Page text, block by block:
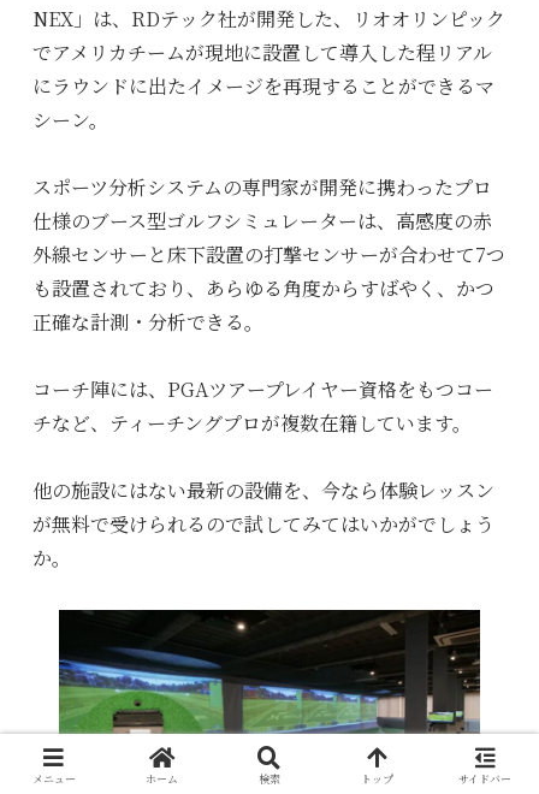
NEX」は、RDテック社が開発した、リオオリンピック
でアメリカチームが現地に設置して導入した程リアル
にラウンドに出たイメージを再現することができるマ
シーン。
スポーツ分析システムの専門家が開発に携わったプロ
仕様のブース型ゴルフシミュレーターは、高感度の赤
外線センサーと床下設置の打撃センサーが合わせて7つ
も設置されており、あらゆる角度からすばやく、かつ
正確な計測・分析できる。
コーチ陣には、PGAツアープレイヤー資格をもつコー
チなど、ティーチングプロが複数在籍しています。
他の施設にはない最新の設備を、今なら体験レッスン
が無料で受けられるので試してみてはいかがでしょう
か。
メニュー ホーム 検索 トップ サイドバー